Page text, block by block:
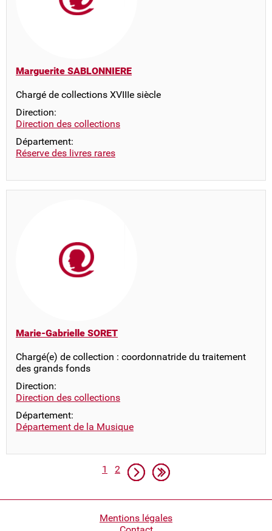
Marguerite SABLONNIERE
Chargé de collections XVIIIe siècle
Direction:
Direction des collections
Département:
Réserve des livres rares
Marie-Gabrielle SORET
Chargé(e) de collection : coordonnatride du traitement
des grands fonds
Direction:
Direction des collections
Département:
Département de la Musique
Pagination
Page
1 Page
2 Page suivante
Dernière page
Mentions légales